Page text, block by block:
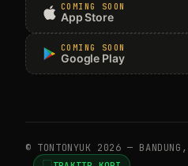
COMING SOON
App Store
COMING SOON
Google Play
© TONTONYUK 2026 —